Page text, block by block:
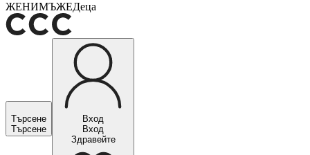
ЖЕНИМЪЖЕДеца
Търсене
Търсене
Вход
Вход
Здравейте